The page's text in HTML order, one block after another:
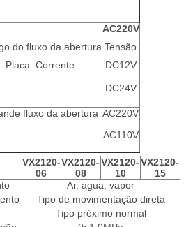
AC220V
do fluxo da abertura Tensão
Placa: Corrente DC12V
DC24V
fluxo da abertura AC220V
AC110V
VX2120-
06
VX2120-
08
VX2120-
10
VX2120-
15
Ar, água, vapor
Tipo de movimentação direta
Tipo próximo normal